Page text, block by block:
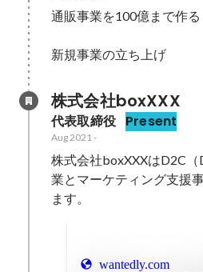
通販事業を100億まで作る
新規事業の立ち上げ
株式会社boxXXX
代表取締役 Present
Aug 2021 -
株式会社boxXXXはD2C
業とマーケティング支援
ます。
wantedly.com